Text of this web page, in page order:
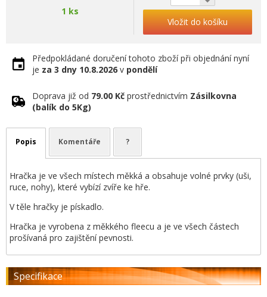
1 ks
Vložit do košíku
Předpokládané doručení tohoto zboží při objednání nyní
je za 3 dny 10.8.2026 v pondělí
Doprava již od 79.00 Kč prostřednictvím Zásilkovna
(balík do 5Kg)
Popis Komentáře ?
Hračka je ve všech místech měkká a obsahuje volné prvky (uši,
ruce, nohy), které vybízí zvíře ke hře.
V těle hračky je pískadlo.
Hračka je vyrobena z měkkého fleecu a je ve všech částech
prošívaná pro zajištění pevnosti.
Specifikace